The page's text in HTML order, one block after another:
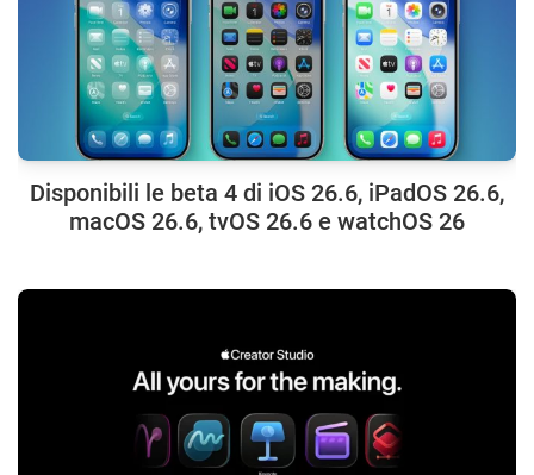
Disponibili le beta 4 di iOS 26.6, iPadOS 26.6,
macOS 26.6, tvOS 26.6 e watchOS 26